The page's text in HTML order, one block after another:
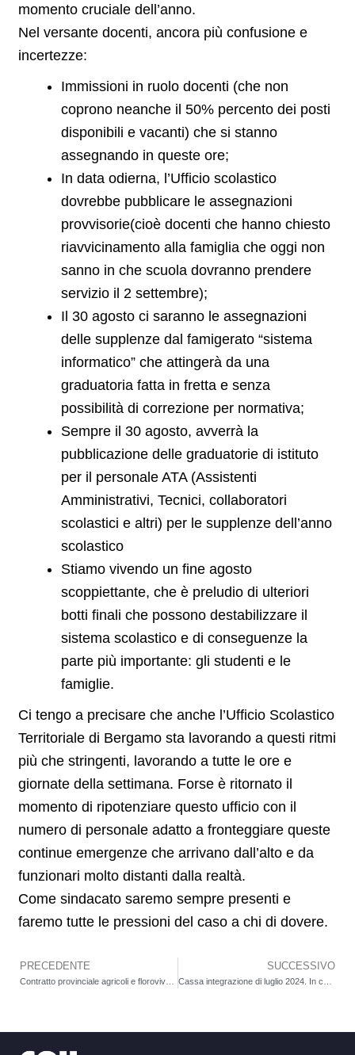
momento cruciale dell’anno.
Nel versante docenti, ancora più confusione e
incertezze:
Immissioni in ruolo docenti (che non
coprono neanche il 50% percento dei posti
disponibili e vacanti) che si stanno
assegnando in queste ore;
In data odierna, l’Ufficio scolastico
dovrebbe pubblicare le assegnazioni
provvisorie(cioè docenti che hanno chiesto
riavvicinamento alla famiglia che oggi non
sanno in che scuola dovranno prendere
servizio il 2 settembre);
Il 30 agosto ci saranno le assegnazioni
delle supplenze dal famigerato “sistema
informatico” che attingerà da una
graduatoria fatta in fretta e senza
possibilità di correzione per normativa;
Sempre il 30 agosto, avverrà la
pubblicazione delle graduatorie di istituto
per il personale ATA (Assistenti
Amministrativi, Tecnici, collaboratori
scolastici e altri) per le supplenze dell’anno
scolastico
Stiamo vivendo un fine agosto
scoppiettante, che è preludio di ulteriori
botti finali che possono destabilizzare il
sistema scolastico e di conseguenze la
parte più importante: gli studenti e le
famiglie.
Ci tengo a precisare che anche l’Ufficio Scolastico
Territoriale di Bergamo sta lavorando a questi ritmi
più che stringenti, lavorando a tutte le ore e
giornate della settimana. Forse è ritornato il
momento di ripotenziare questo ufficio con il
numero di personale adatto a fronteggiare queste
continue emergenze che arrivano dall’alto e da
funzionari molto distanti dalla realtà.
Come sindacato saremo sempre presenti e
faremo tutte le pressioni del caso a chi di dovere.
Precedente
PRECEDENTE SUCCESSIVO